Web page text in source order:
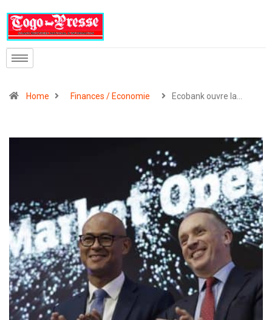
Home Finances / Economie Ecobank ouvre la…